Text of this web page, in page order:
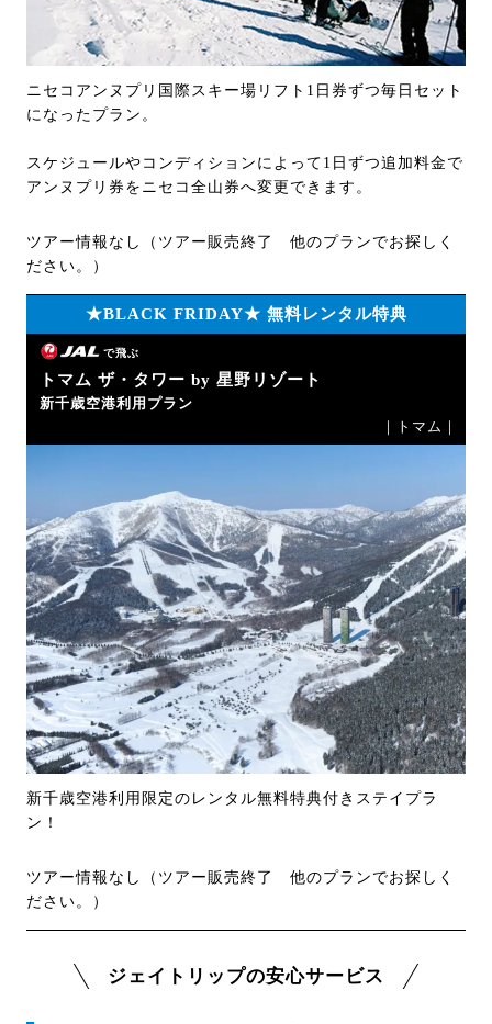
ニセコアンヌプリ国際スキー場リフト1日券ずつ毎日セット
になったプラン。
スケジュールやコンディションによって1日ずつ追加料金で
アンヌプリ券をニセコ全山券へ変更できます。
ツアー情報なし（ツアー販売終了 他のプランでお探しく
ださい。）
★BLACK FRIDAY★ 無料レンタル特典
で飛ぶ
トマム ザ・タワー by 星野リゾート
新千歳空港利用プラン
｜トマム｜
新千歳空港利用限定のレンタル無料特典付きステイプラ
ン！
ツアー情報なし（ツアー販売終了 他のプランでお探しく
ださい。）
ジェイトリップの安心サービス